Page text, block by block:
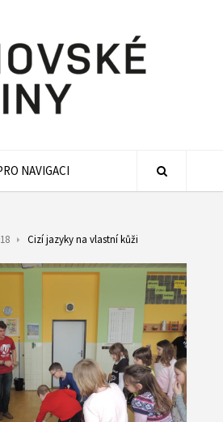
NAVIGACI
Cizí jazyky na vlastní kůži